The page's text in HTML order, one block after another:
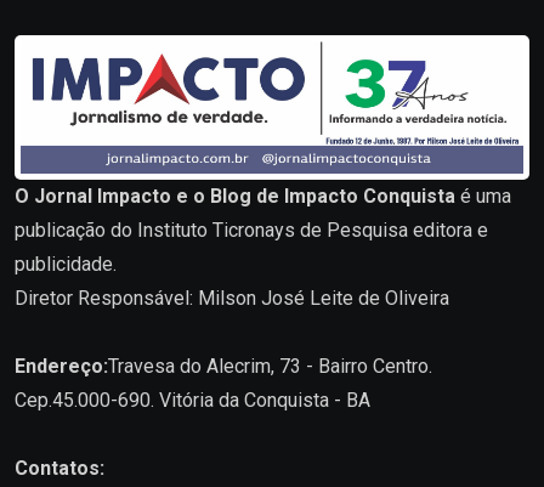
O Jornal Impacto e o Blog de Impacto Conquista é uma
publicação do Instituto Ticronays de Pesquisa editora e
publicidade.
Diretor Responsável: Milson José Leite de Oliveira
Endereço:Travesa do Alecrim, 73 - Bairro Centro.
Cep.45.000-690. Vitória da Conquista - BA
Contatos: